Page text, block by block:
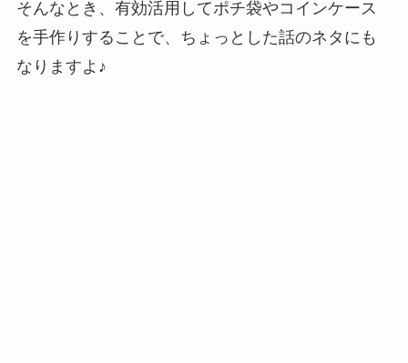
そんなとき、有効活用してポチ袋やコインケース
を手作りすることで、ちょっとした話のネタにも
なりますよ♪